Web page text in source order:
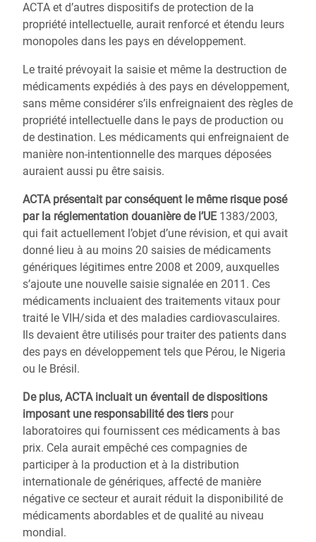
ACTA et d’autres dispositifs de protection de la
propriété intellectuelle, aurait renforcé et étendu leurs
monopoles dans les pays en développement.
Le traité prévoyait la saisie et même la destruction de
médicaments expédiés à des pays en développement,
sans même considérer s’ils enfreignaient des règles de
propriété intellectuelle dans le pays de production ou
de destination. Les médicaments qui enfreignaient de
manière non-intentionnelle des marques déposées
auraient aussi pu être saisis.
ACTA présentait par conséquent le même risque posé
par la réglementation douanière de l’UE1383/2003,
qui fait actuellement l’objet d’une révision, et qui avait
donné lieu à au moins 20 saisies de médicaments
génériques légitimes entre 2008 et 2009, auxquelles
s’ajoute une nouvelle saisie signalée en 2011. Ces
médicaments incluaient des traitements vitaux pour
traité le VIH/sida et des maladies cardiovasculaires.
Ils devaient être utilisés pour traiter des patients dans
des pays en développement tels que Pérou, le Nigeria
ou le Brésil.
De plus, ACTA incluait un éventail de dispositions
imposant une responsabilité des tiers pour
laboratoires qui fournissent ces médicaments à bas
prix. Cela aurait empêché ces compagnies de
participer à la production et à la distribution
internationale de génériques, affecté de manière
négative ce secteur et aurait réduit la disponibilité de
médicaments abordables et de qualité au niveau
mondial.